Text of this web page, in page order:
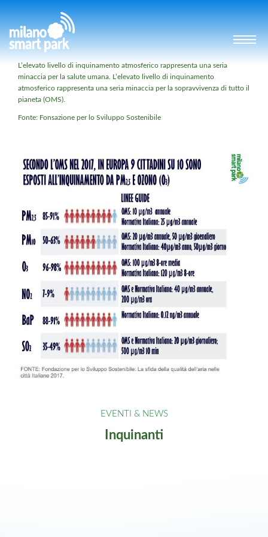
L’elevato livello di inquinamento atmosferico rappresenta una seria
minaccia per la salute umana. L’elevato livello di inquinamento
atmosferico rappresenta una seria minaccia per la sopravvivenza di tutto il
pianeta (OMS).
Fonte: Fonsazione per lo Sviluppo Sostenibile
Inquinanti